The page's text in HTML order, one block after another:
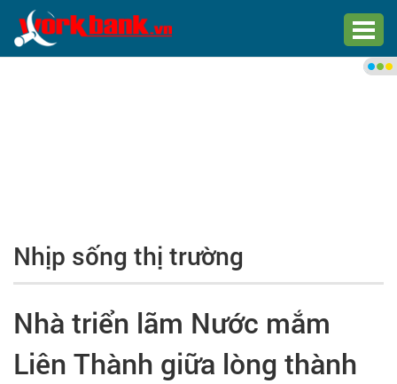
Trang chủ
Việc làm mới nhất
Tìm việc làm
Nhịp sống thị trường
Nhà triển lãm Nước mắm
Liên Thành giữa lòng thành